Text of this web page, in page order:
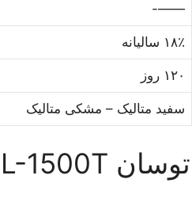
——-
۱۸٪ سالیانه
۱۲۰ روز
سفید متالیک – مشکی متالیک